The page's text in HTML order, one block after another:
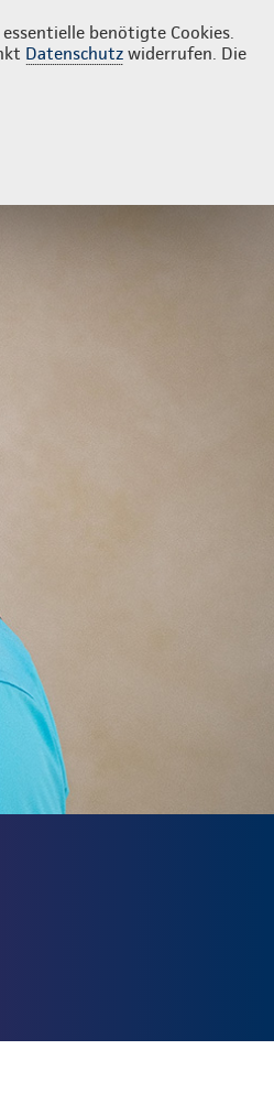
benötigte Cookies.
Datenschutz widerrufen. Die
0345 6141881